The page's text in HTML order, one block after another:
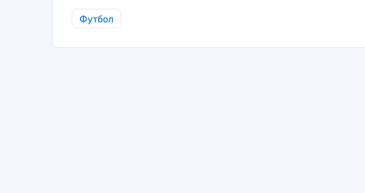
Футбол